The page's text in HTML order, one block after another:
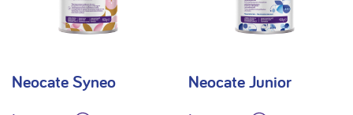
Neocate Syneo Neocate Junior